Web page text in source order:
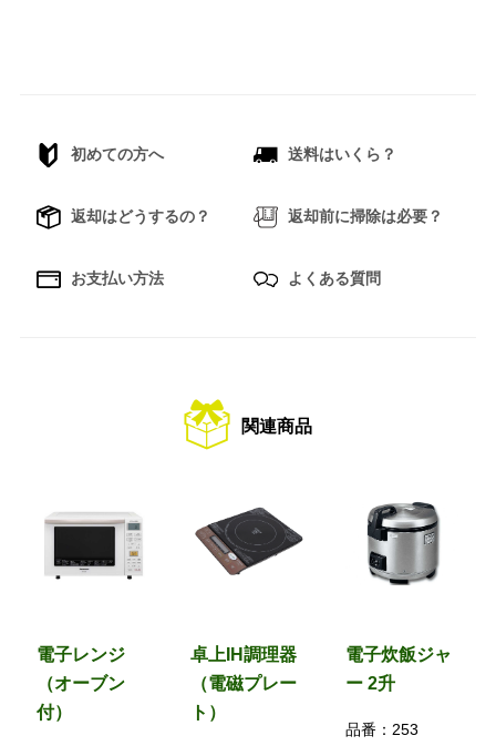
初めての方へ 送料はいくら？
返却はどうするの？ 返却前に掃除は必要？
お支払い方法 よくある質問
関連商品
電子レンジ
（オーブン
付）
卓上IH調理器
（電磁プレー
ト）
電子炊飯ジャ
ー 2升
品番： 253